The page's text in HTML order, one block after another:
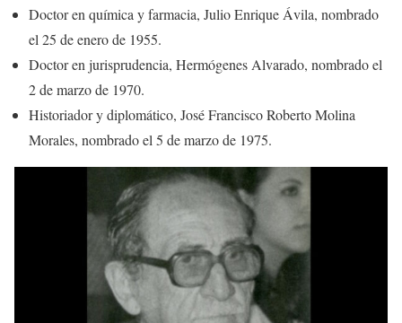
Doctor en química y farmacia, Julio Enrique Ávila, nombrado
el 25 de enero de 1955.
Doctor en jurisprudencia, Hermógenes Alvarado, nombrado el
2 de marzo de 1970.
Historiador y diplomático, José Francisco Roberto Molina
Morales, nombrado el 5 de marzo de 1975.